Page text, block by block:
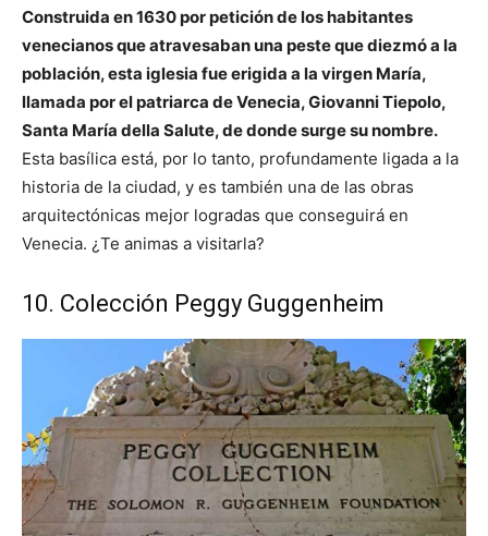
Construida en 1630 por petición de los habitantes
venecianos que atravesaban una peste que diezmó a la
población, esta iglesia fue erigida a la virgen María,
llamada por el patriarca de Venecia, Giovanni Tiepolo,
Santa María della Salute, de donde surge su nombre.
Esta basílica está, por lo tanto, profundamente ligada a la
historia de la ciudad, y es también una de las obras
arquitectónicas mejor logradas que conseguirá en
Venecia. ¿Te animas a visitarla?
10. Colección Peggy Guggenheim